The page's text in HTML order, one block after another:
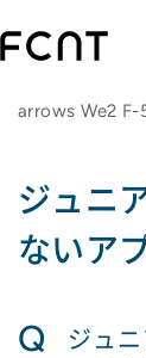
arrows We2 F-
ジュニ
ないア
Q
ジュ